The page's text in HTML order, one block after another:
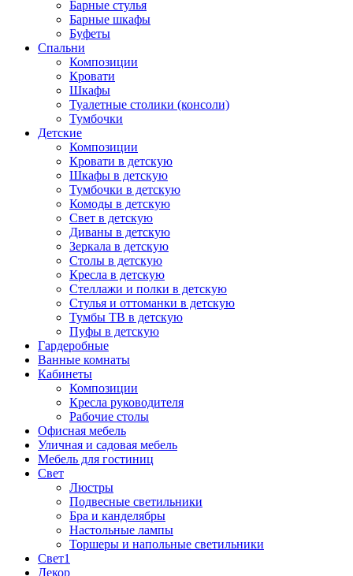
Барные стулья
Барные шкафы
Буфеты
Спальни
Композиции
Кровати
Шкафы
Туалетные столики (консоли)
Тумбочки
Детские
Композиции
Кровати в детскую
Шкафы в детскую
Тумбочки в детскую
Комоды в детскую
Свет в детскую
Диваны в детскую
Зеркала в детскую
Столы в детскую
Кресла в детскую
Стеллажи и полки в детскую
Стулья и оттоманки в детскую
Тумбы ТВ в детскую
Пуфы в детскую
Гардеробные
Ванные комнаты
Кабинеты
Композиции
Кресла руководителя
Рабочие столы
Офисная мебель
Уличная и садовая мебель
Мебель для гостиниц
Свет
Люстры
Подвесные светильники
Бра и канделябры
Настольные лампы
Торшеры и напольные светильники
Свет1
Декор